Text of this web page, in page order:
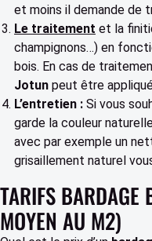
et moins il demande de
Le traitement et la
champignons…) en
bois. En cas de
Jotun peut être
L’entretien : Si vous
garde la couleur
avec par exemple un
grisaillement naturel
TARIFS
MOYEN AU M2)